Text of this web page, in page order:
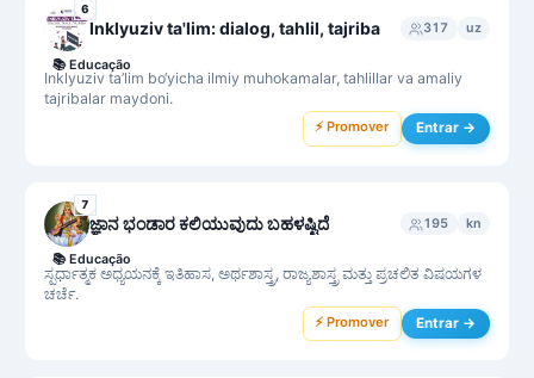
6
Inklyuziv ta'lim: dialog, tahlil, tajriba 317 uz
Inklyuziv ta’lim bo‘yicha ilmiy muhokamalar, tahlillar va amaliy
tajribalar maydoni.
📚 Educação
⚡ Promover Entrar →
7
ಜ್ಞಾನ ಭಂಡಾರ ಕಲಿಯುವುದು ಬಹಳಷ್ಟಿದೆ 195 kn
ಸ್ಪರ್ಧಾತ್ಮಕ ಅಧ್ಯಯನಕ್ಕೆ ಇತಿಹಾಸ, ಅರ್ಥಶಾಸ್ತ್ರ, ರಾಜ್ಯಶಾಸ್ತ್ರ ಮತ್ತು ಪ್ರಚಲಿತ ವಿಷಯಗಳ
ಚರ್ಚೆ.
📚 Educação
⚡ Promover Entrar →